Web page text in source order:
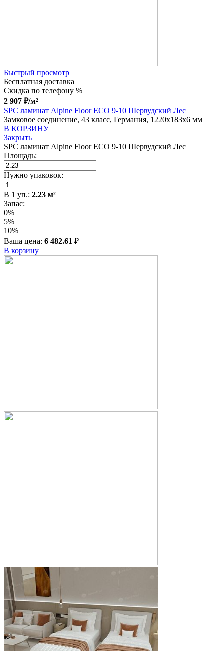
Быстрый просмотр
Бесплатная доставка
Скидка по телефону %
2 907 ₽/м²
SPC ламинат Alpine Floor ECO 9-10 Шервудский Лес
Замковое соединение, 43 класс, Германия, 1220x183x6 мм
В КОРЗИНУ
Закрыть
SPC ламинат Alpine Floor ECO 9-10 Шервудский Лес
Площадь:
Нужно упаковок:
В 1 уп.: 2.23 м²
Запас:
0%
5%
10%
Ваша цена: 6 482.61 ₽
В корзину